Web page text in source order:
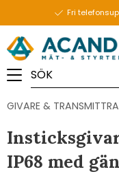
Fri
GIVARE &
IP68 med